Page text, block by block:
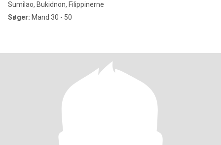
Sumilao, Bukidnon, Filippinerne
Søger: Mand 30 - 50